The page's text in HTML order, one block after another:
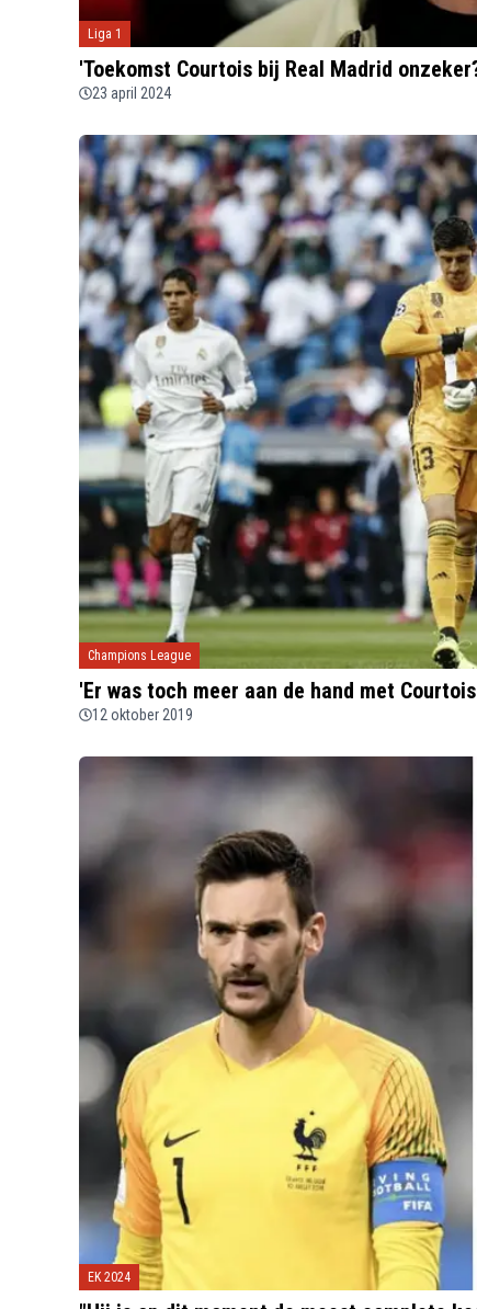
Liga 1
'Toekomst Courtois bij Real Madrid
23 april 2024
Champions League
'Er was toch meer aan de hand met
12 oktober 2019
EK 2024